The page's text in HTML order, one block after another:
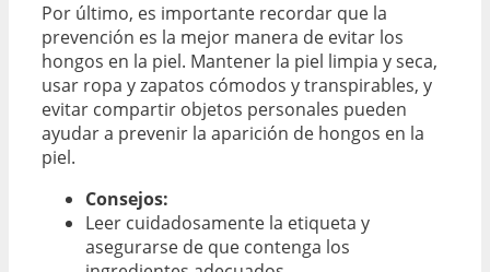
Por último, es importante recordar que la
prevención es la mejor manera de evitar los
hongos en la piel. Mantener la piel limpia y seca,
usar ropa y zapatos cómodos y transpirables, y
evitar compartir objetos personales pueden
ayudar a prevenir la aparición de hongos en la
piel.
Consejos:
Leer cuidadosamente la etiqueta y
asegurarse de que contenga los